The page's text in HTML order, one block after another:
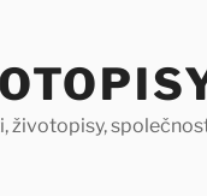
životopisy,